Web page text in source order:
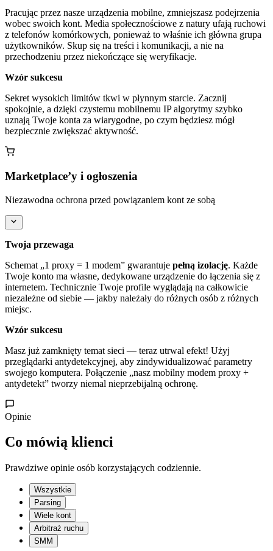
Pracując przez nasze urządzenia mobilne, zmniejszasz podejrzenia
wobec swoich kont. Media społecznościowe z natury ufają ruchowi
z telefonów komórkowych, ponieważ to właśnie ich główna grupa
użytkowników. Skup się na treści i komunikacji, a nie na
przechodzeniu przez niekończące się weryfikacje.
Wzór sukcesu
Sekret wysokich limitów tkwi w płynnym starcie. Zacznij
spokojnie, a dzięki czystemu mobilnemu IP algorytmy szybko
uznają Twoje konta za wiarygodne, po czym będziesz mógł
bezpiecznie zwiększać aktywność.
Marketplace’y i ogłoszenia
Niezawodna ochrona przed powiązaniem kont ze sobą
Twoja przewaga
Schemat „1 proxy = 1 modem” gwarantuje pełną izolację. Każde
Twoje konto ma własne, dedykowane urządzenie do łączenia się z
internetem. Technicznie Twoje profile wyglądają na całkowicie
niezależne od siebie — jakby należały do różnych osób z różnych
miejsc.
Wzór sukcesu
Masz już zamknięty temat sieci — teraz utrwal efekt! Użyj
przeglądarki antydetekcyjnej, aby zindywidualizować parametry
swojego komputera. Połączenie „nasz mobilny modem proxy +
antydetekt” tworzy niemal nieprzebijalną ochronę.
Opinie
Co mówią klienci
Prawdziwe opinie osób korzystających codziennie.
Wszystkie
Parsing
Wiele kont
Arbitraż ruchu
SMM